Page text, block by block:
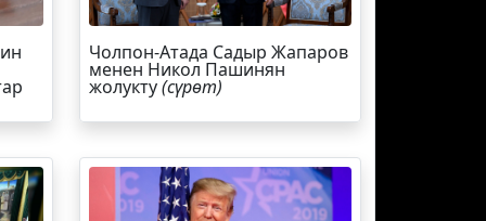
Чолпон-Атада Садыр Жапаров
менен Никол Пашинян
жолукту(сүрөт)